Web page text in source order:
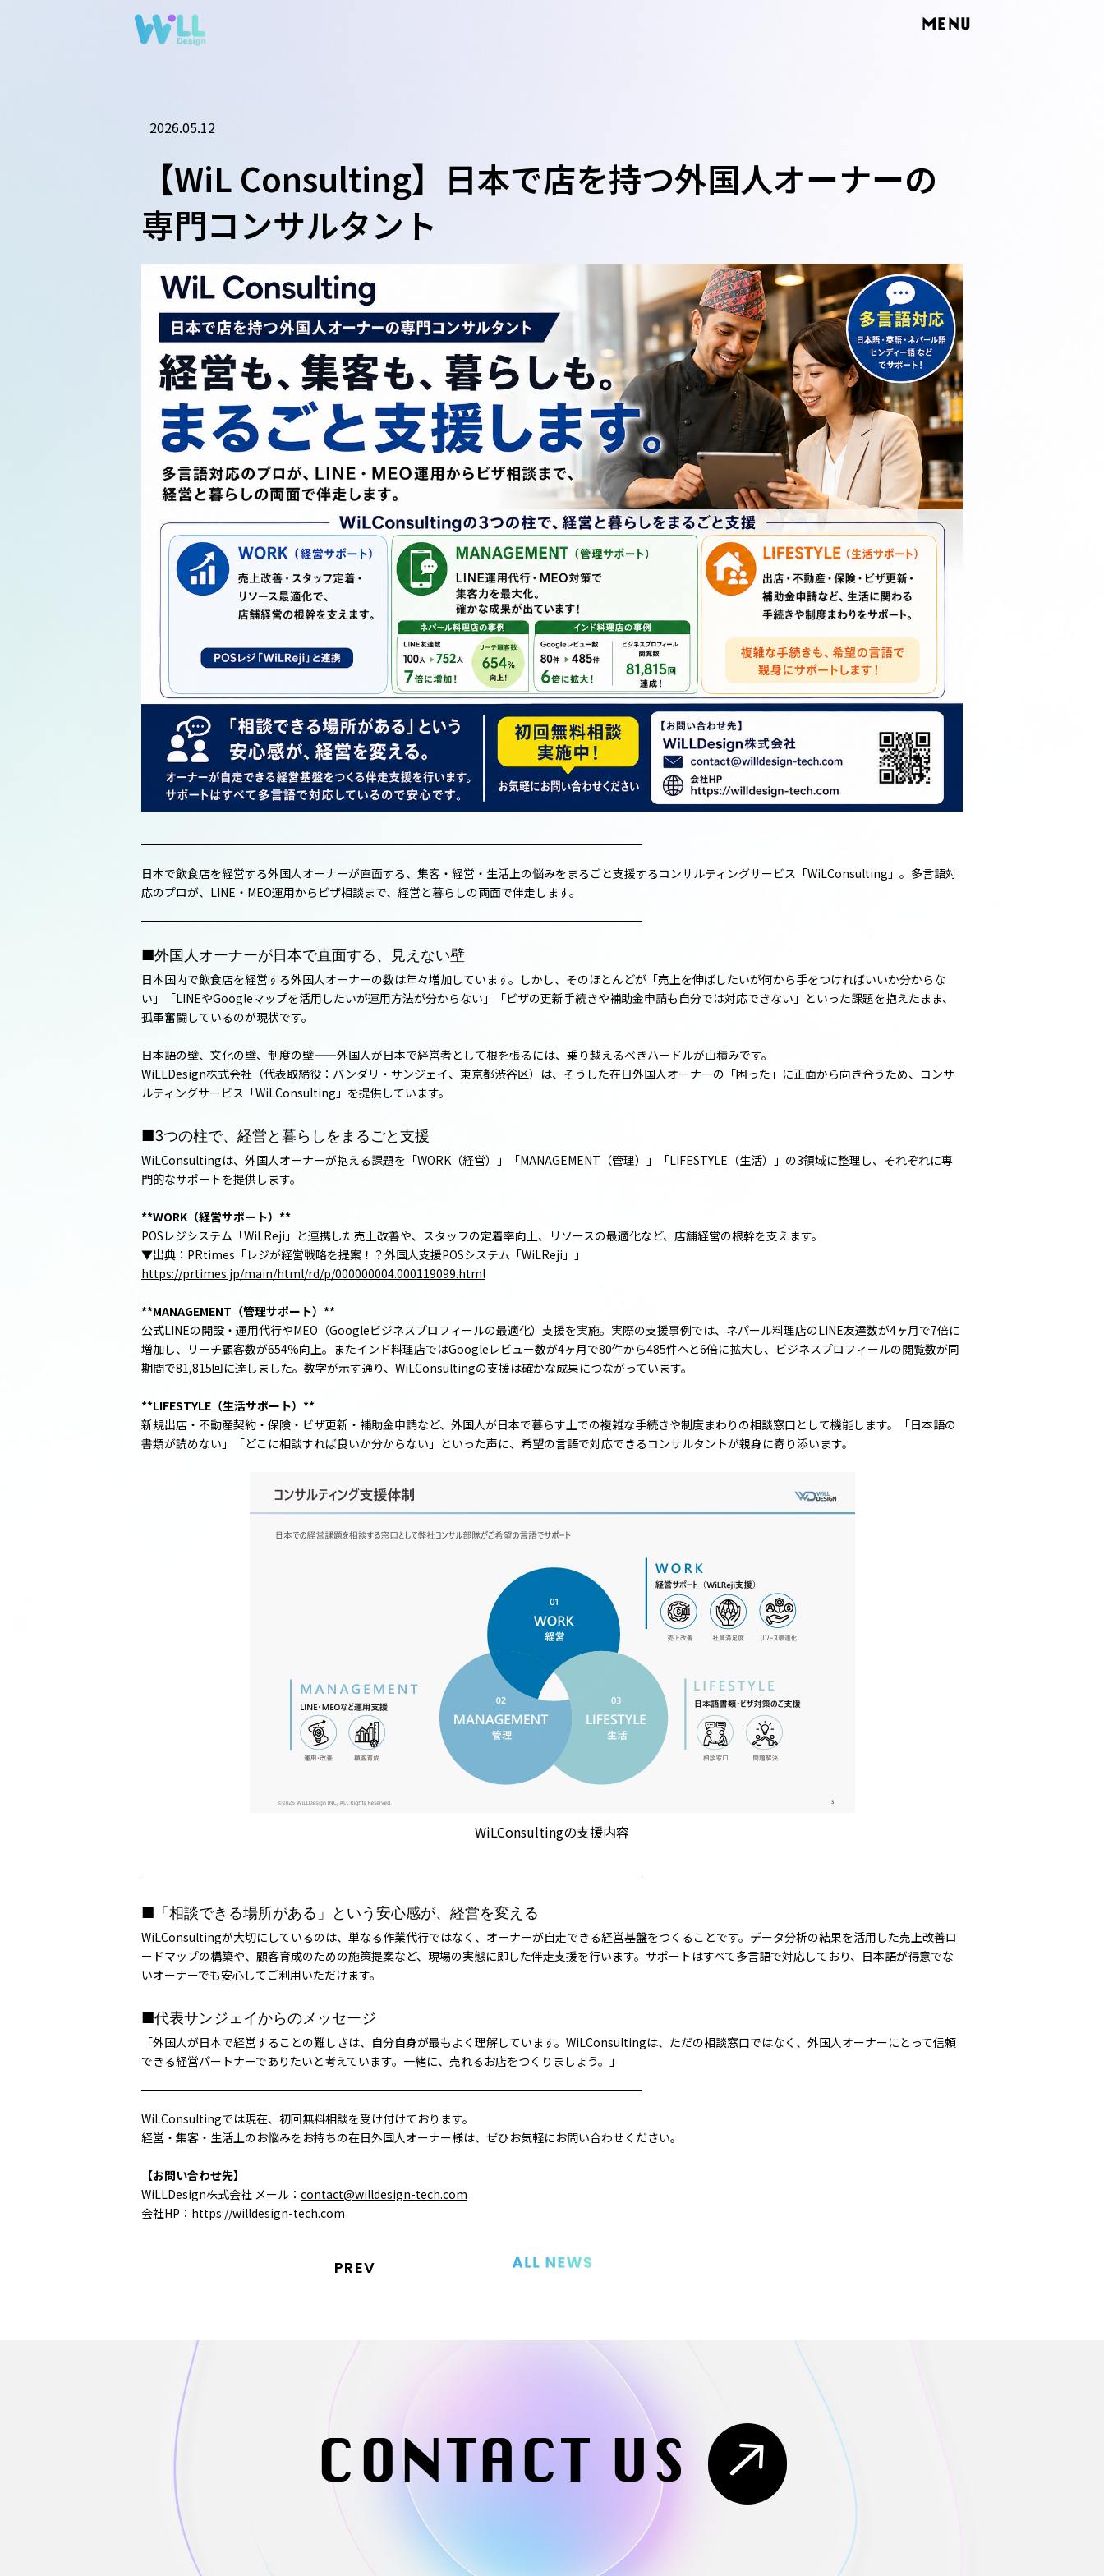
MENU
2026.05.12
【WiL Consulting】日本で店を持つ外国人オーナーの
専門コンサルタント
日本で飲食店を経営する外国人オーナーが直面する、集客・経営・生活上の悩みをまるごと支援するコンサルティングサービス「WiLConsulting」。多言語対
応のプロが、LINE・MEO運用からビザ相談まで、経営と暮らしの両面で伴走します。
■外国人オーナーが日本で直面する、見えない壁
日本国内で飲食店を経営する外国人オーナーの数は年々増加しています。しかし、そのほとんどが「売上を伸ばしたいが何から手をつければいいか分からな
い」「LINEやGoogleマップを活用したいが運用方法が分からない」「ビザの更新手続きや補助金申請も自分では対応できない」といった課題を抱えたまま、
孤軍奮闘しているのが現状です。
日本語の壁、文化の壁、制度の壁——外国人が日本で経営者として根を張るには、乗り越えるべきハードルが山積みです。
WiLLDesign株式会社（代表取締役：バンダリ・サンジェイ、東京都渋谷区）は、そうした在日外国人オーナーの「困った」に正面から向き合うため、コンサ
ルティングサービス「WiLConsulting」を提供しています。
■3つの柱で、経営と暮らしをまるごと支援
WiLConsultingは、外国人オーナーが抱える課題を「WORK（経営）」「MANAGEMENT（管理）」「LIFESTYLE（生活）」の3領域に整理し、それぞれに専
門的なサポートを提供します。
**WORK（経営サポート）**
POSレジシステム「WiLReji」と連携した売上改善や、スタッフの定着率向上、リソースの最適化など、店舗経営の根幹を支えます。
▼出典：PRtimes「レジが経営戦略を提案！？外国人支援POSシステム「WiLReji」」
https://prtimes.jp/main/html/rd/p/000000004.000119099.html
**MANAGEMENT（管理サポート）**
公式LINEの開設・運用代行やMEO（Googleビジネスプロフィールの最適化）支援を実施。実際の支援事例では、ネパール料理店のLINE友達数が4ヶ月で7倍に
増加し、リーチ顧客数が654%向上。またインド料理店ではGoogleレビュー数が4ヶ月で80件から485件へと6倍に拡大し、ビジネスプロフィールの閲覧数が同
期間で81,815回に達しました。数字が示す通り、WiLConsultingの支援は確かな成果につながっています。
**LIFESTYLE（生活サポート）**
新規出店・不動産契約・保険・ビザ更新・補助金申請など、外国人が日本で暮らす上での複雑な手続きや制度まわりの相談窓口として機能します。「日本語の
書類が読めない」「どこに相談すれば良いか分からない」といった声に、希望の言語で対応できるコンサルタントが親身に寄り添います。
WiLConsultingの支援内容
■「相談できる場所がある」という安心感が、経営を変える
WiLConsultingが大切にしているのは、単なる作業代行ではなく、オーナーが自走できる経営基盤をつくることです。データ分析の結果を活用した売上改善ロ
ードマップの構築や、顧客育成のための施策提案など、現場の実態に即した伴走支援を行います。サポートはすべて多言語で対応しており、日本語が得意でな
いオーナーでも安心してご利用いただけます。
■代表サンジェイからのメッセージ
「外国人が日本で経営することの難しさは、自分自身が最もよく理解しています。WiLConsultingは、ただの相談窓口ではなく、外国人オーナーにとって信頼
できる経営パートナーでありたいと考えています。一緒に、売れるお店をつくりましょう。」
WiLConsultingでは現在、初回無料相談を受け付けております。
経営・集客・生活上のお悩みをお持ちの在日外国人オーナー様は、ぜひお気軽にお問い合わせください。
【お問い合わせ先】
WiLLDesign株式会社 メール： contact@willdesign-tech.com
会社HP： https://willdesign-tech.com
PREV
CONTACT US